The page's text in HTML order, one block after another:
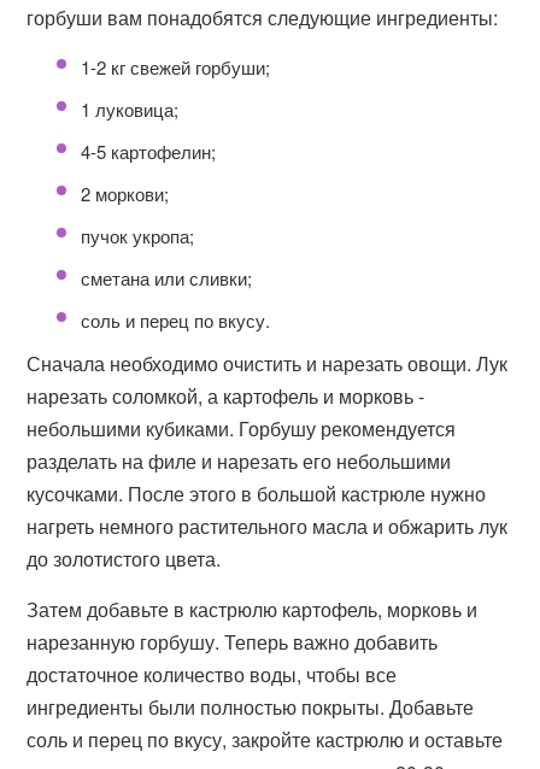
горбуши вам понадобятся следующие ингредиенты:
1-2 кг свежей горбуши;
1 луковица;
4-5 картофелин;
2 моркови;
пучок укропа;
сметана или сливки;
соль и перец по вкусу.
Сначала необходимо очистить и нарезать овощи. Лук
нарезать соломкой, а картофель и морковь -
небольшими кубиками. Горбушу рекомендуется
разделать на филе и нарезать его небольшими
кусочками. После этого в большой кастрюле нужно
нагреть немного растительного масла и обжарить лук
до золотистого цвета.
Затем добавьте в кастрюлю картофель, морковь и
нарезанную горбушу. Теперь важно добавить
достаточное количество воды, чтобы все
ингредиенты были полностью покрыты. Добавьте
соль и перец по вкусу, закройте кастрюлю и оставьте